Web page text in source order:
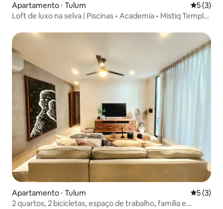
Apartamento ⋅ Tulum 5 de
5 (3)
Loft de luxo na selva | Piscinas • Academia • Mistiq Temple
Apartamento ⋅ Tulum 5 de
5 (3)
2 quartos, 2 bicicletas, espaço de trabalho, família e